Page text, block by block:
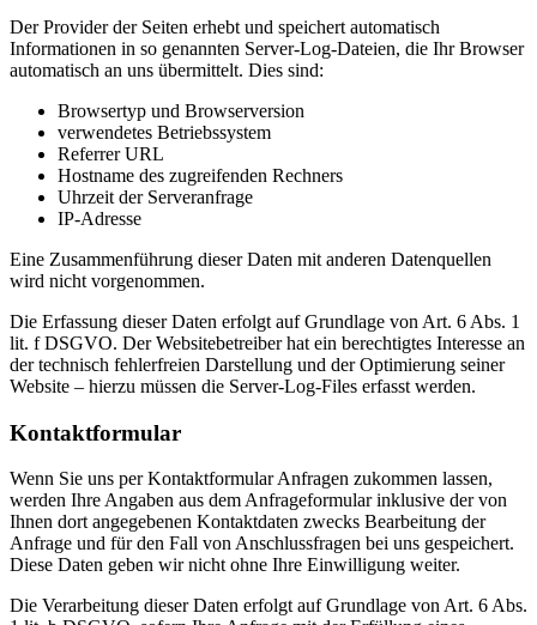
Der Provider der Seiten erhebt und speichert automatisch
Informationen in so genannten Server-Log-Dateien, die Ihr Browser
automatisch an uns übermittelt. Dies sind:
Browsertyp und Browserversion
verwendetes Betriebssystem
Referrer URL
Hostname des zugreifenden Rechners
Uhrzeit der Serveranfrage
IP-Adresse
Eine Zusammenführung dieser Daten mit anderen Datenquellen
wird nicht vorgenommen.
Die Erfassung dieser Daten erfolgt auf Grundlage von Art. 6 Abs. 1
lit. f DSGVO. Der Websitebetreiber hat ein berechtigtes Interesse an
der technisch fehlerfreien Darstellung und der Optimierung seiner
Website – hierzu müssen die Server-Log-Files erfasst werden.
Kontaktformular
Wenn Sie uns per Kontaktformular Anfragen zukommen lassen,
werden Ihre Angaben aus dem Anfrageformular inklusive der von
Ihnen dort angegebenen Kontaktdaten zwecks Bearbeitung der
Anfrage und für den Fall von Anschlussfragen bei uns gespeichert.
Diese Daten geben wir nicht ohne Ihre Einwilligung weiter.
Die Verarbeitung dieser Daten erfolgt auf Grundlage von Art. 6 Abs.